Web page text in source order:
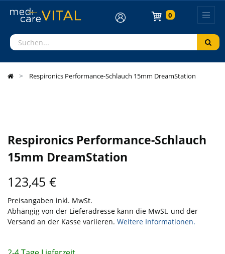
0
Respironics Performance-Schlauch 15mm DreamStation
Respironics Performance-Schlauch
15mm DreamStation
123,45 €
Preisangaben inkl. MwSt.
Abhängig von der Lieferadresse kann die MwSt. und der
Versand an der Kasse variieren. Weitere Informationen.